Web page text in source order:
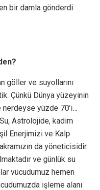
bir damla gönderdi
göller ve suyollarını
Çünkü Dünya yüzeyinin
nerdeyse yüzde 70’i…
Astrolojide, kadim
Enerjimizi ve Kalp
da yöneticisidir.
ve günlük su
vücudumuz hemen
işleme alanı